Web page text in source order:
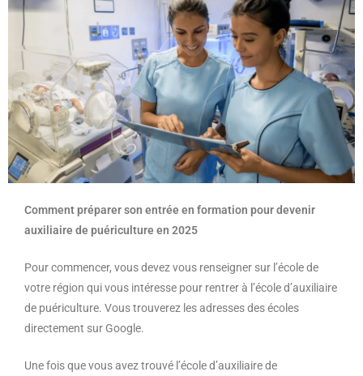
Comment préparer son entrée en formation pour devenir
auxiliaire de puériculture en 2025
Pour commencer, vous devez vous renseigner sur l’école de
votre région qui vous intéresse pour rentrer à l’école d’auxiliaire
de puériculture. Vous trouverez les adresses des écoles
directement sur Google.
Une fois que vous avez trouvé l’école d’auxiliaire de